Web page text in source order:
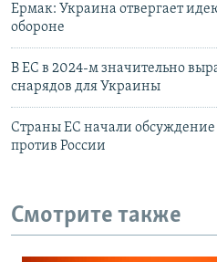
Ермак: Украина отвергает
обороне
В ЕС в 2024-м значительно
снарядов для Украины
Страны ЕС начали обсуждение
против России
Смотрите также